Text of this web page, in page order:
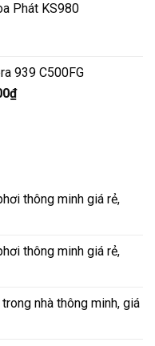
tạiPhát KS980
939 C500FG
₫Giá
thông minh giá rẻ,
thông minh giá rẻ,
nhà thông minh, giá